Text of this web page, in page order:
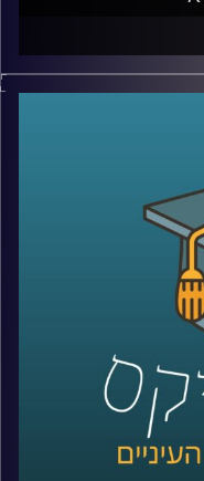
והייתה מלאה בענפי
ספורטאים
חוו משברים
ביילס ונעמי
המשחקים
ציון חשובה בהכרה
פסיכולוגי לספורטאים.
הנלווים לעשייה
חשוב לזכור
מתח, כאב, לחץ,
מגדיל את כל
אלו. הצורך להשיג הישגים גבוהים ולהישאר ב-Top, במיוחד
מוסיף למתח
של הספורט.